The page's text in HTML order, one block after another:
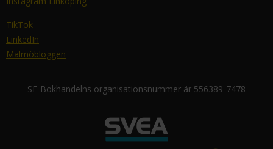
TikTok
LinkedIn
Malmöbloggen
SF-Bokhandelns organisationsnummer är 556389-7478